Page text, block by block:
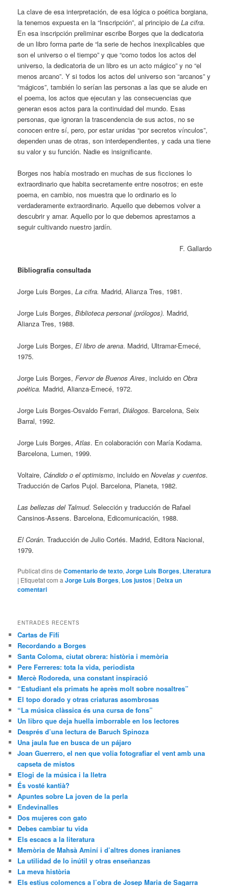
La clave de esa interpretación, de esa lógica o poética borgiana,
la tenemos expuesta en la “Inscripción”, al principio deLa cifra.
En esa inscripción preliminar escribe Borges que la dedicatoria
de un libro forma parte de “la serie de hechos inexplicables que
son el universo o el tiempo” y que “como todos los actos del
universo, la dedicatoria de un libro es un acto mágico” y no “el
menos arcano”. Y si todos los actos del universo son “arcanos” y
“mágicos”, también lo serían las personas a las que se alude en
el poema, los actos que ejecutan y las consecuencias que
generan esos actos para la continuidad del mundo. Esas
personas, que ignoran la trascendencia de sus actos, no se
conocen entre sí, pero, por estar unidas “por secretos vínculos”,
dependen unas de otras, son interdependientes, y cada una tiene
su valor y su función. Nadie es insignificante.
Borges nos había mostrado en muchas de sus ficciones lo
extraordinario que habita secretamente entre nosotros; en este
poema, en cambio, nos muestra que lo ordinario es lo
verdaderamente extraordinario. Aquello que debemos volver a
descubrir y amar. Aquello por lo que debemos aprestarnos a
seguir cultivando nuestro jardín.
F. Gallardo
Bibliografía consultada
Jorge Luis Borges,La cifra. Madrid, Alianza Tres, 1981.
Jorge Luis Borges,Biblioteca personal (prólogos). Madrid,
Alianza Tres, 1988.
Jorge Luis Borges,El libro de arena. Madrid, Ultramar-Emecé,
1975.
Jorge Luis Borges,Fervor de Buenos Aires, incluido enObra
poética. Madrid, Alianza-Emecé, 1972.
Jorge Luis Borges-Osvaldo Ferrari,Diálogos. Barcelona, Seix
Barral, 1992.
Jorge Luis Borges,Atlas. En colaboración con María Kodama.
Barcelona, Lumen, 1999.
Voltaire,Cándido o el optimismo, incluido enNovelas y cuentos.
Traducción de Carlos Pujol. Barcelona, Planeta, 1982.
Las bellezas del Talmud. Selección y traducción de Rafael
Cansinos-Assens. Barcelona, Edicomunicación, 1988.
El Corán. Traducción de Julio Cortés. Madrid, Editora Nacional,
1979.
Publicat dins de Comentario de texto,Jorge Luis Borges, Literatura
| Etiquetat com aJorge Luis Borges, Los justos | Deixa un
comentari
ENTRADES RECENTS
Cartas de Fifí
Recordando a Borges
Santa Coloma, ciutat obrera: història i memòria
Pere Ferreres: tota la vida, periodista
Mercè Rodoreda, una constant inspiració
“Estudiant els primats he après molt sobre nosaltres”
El topo dorado y otras criaturas asombrosas
“La música clàssica és una cursa de fons”
Un libro que deja huella imborrable en los lectores
Després d’una lectura de Baruch Spinoza
Una jaula fue en busca de un pájaro
Joan Guerrero, el nen que volia fotografiar el vent amb una
capseta de mistos
Elogi de la música i la lletra
És vosté kantià?
Apuntes sobre La joven de la perla
Endevinalles
Dos mujeres con gato
Debes cambiar tu vida
Els escacs a la literatura
Memòria de Mahsà Aminí i d’altres dones iranianes
La utilidad de lo inútil y otras enseñanzas
La meva història
Els estius colomencs a l’obra de Josep Maria de Sagarra